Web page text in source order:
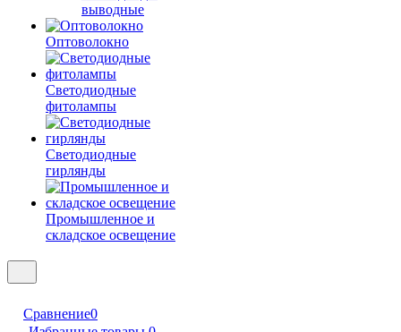
выводные
Оптоволокно
Светодиодные
фитолампы
Светодиодные
гирлянды
Промышленное и
складское освещение
Сравнение0